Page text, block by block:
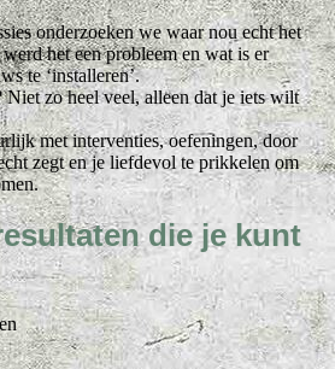
onderzoeken we waar nou echt het
het een probleem en wat is er
te ‘installeren’.
Niet zo heel veel, alleen dat je iets wilt
met interventies, oefeningen, door
zegt en je liefdevol te prikkelen om
die je kunt